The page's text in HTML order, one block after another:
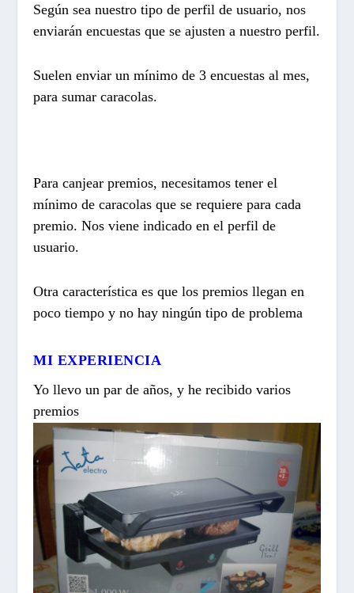
Según sea nuestro tipo de perfil de usuario, nos
enviarán encuestas que se ajusten a nuestro perfil.
Suelen enviar un mínimo de 3 encuestas al mes,
para sumar caracolas.
Para canjear premios, necesitamos tener el
mínimo de caracolas que se requiere para cada
premio. Nos viene indicado en el perfil de
usuario.
Otra característica es que los premios llegan en
poco tiempo y no hay ningún tipo de problema
MI EXPERIENCIA
Yo llevo un par de años, y he recibido varios
premios